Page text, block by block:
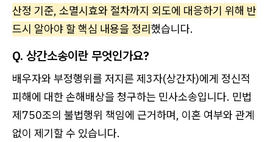
산정 기준, 소멸시효와 절차까지 외도에 대응하기 위해 반
드시 알아야 할 핵심 내용을 정리했습니다.
Q. 상간소송이란 무엇인가요?
배우자와 부정행위를 저지른 제3자(상간자)에게 정신적
피해에 대한 손해배상을 청구하는 민사소송입니다. 민법
제750조의 불법행위 책임에 근거하며, 이혼 여부와 관계
없이 제기할 수 있습니다.